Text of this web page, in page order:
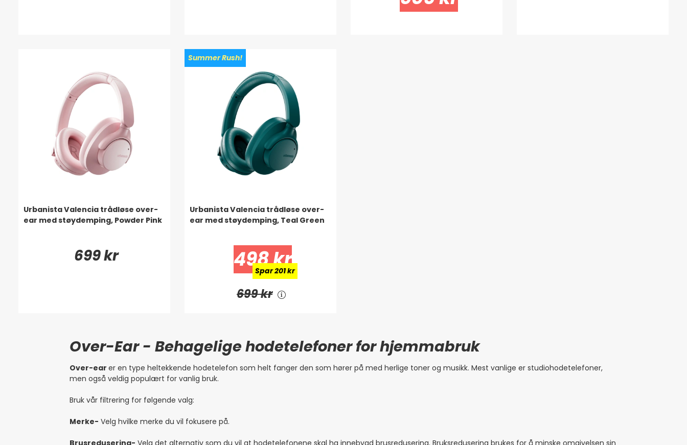
Urbanista Valencia trådløse over-
ear med støydemping, Powder Pink
699 kr
Summer Rush!
Urbanista Valencia trådløse over-
ear med støydemping, Teal Green
498 kr
Spar 201 kr
699 kr
Over-Ear - Behagelige hodetelefoner for hjemmabruk
Over-ear er en type heltekkende hodetelefon som helt fanger den som hører på med herlige toner og musikk. Mest vanlige er studiohodetelefoner,
men også veldig populært for vanlig bruk.
Bruk vår filtrering for følgende valg:
Merke- Velg hvilke merke du vil fokusere på.
Brusredusering- Velg det alternativ som du vil at hodetelefonene skal ha innebygd brusredusering. Bruksredusering brukes for å minske omgivelsen sin